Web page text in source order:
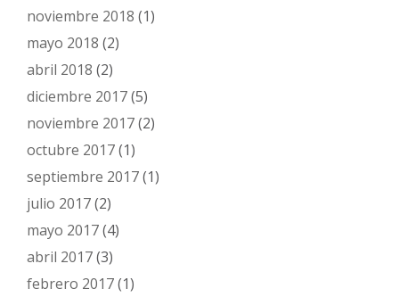
noviembre 2018 (1)
mayo 2018 (2)
abril 2018 (2)
diciembre 2017(5)
noviembre 2017(2)
octubre 2017(1)
septiembre 2017(1)
julio 2017(2)
mayo 2017(4)
abril 2017(3)
febrero 2017(1)